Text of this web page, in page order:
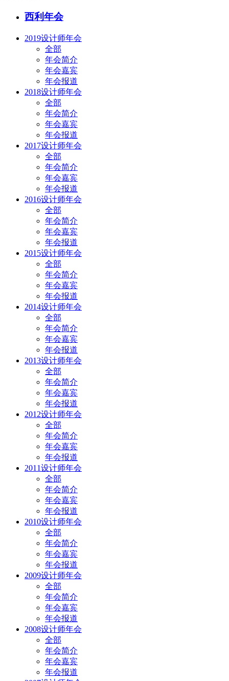
西利年会
2019设计师年会
全部
年会简介
年会嘉宾
年会报道
2018设计师年会
全部
年会简介
年会嘉宾
年会报道
2017设计师年会
全部
年会简介
年会嘉宾
年会报道
2016设计师年会
全部
年会简介
年会嘉宾
年会报道
2015设计师年会
全部
年会简介
年会嘉宾
年会报道
2014设计师年会
全部
年会简介
年会嘉宾
年会报道
2013设计师年会
全部
年会简介
年会嘉宾
年会报道
2012设计师年会
全部
年会简介
年会嘉宾
年会报道
2011设计师年会
全部
年会简介
年会嘉宾
年会报道
2010设计师年会
全部
年会简介
年会嘉宾
年会报道
2009设计师年会
全部
年会简介
年会嘉宾
年会报道
2008设计师年会
全部
年会简介
年会嘉宾
年会报道